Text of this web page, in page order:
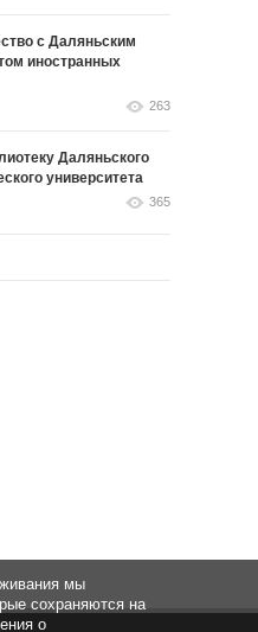
с Даляньским
иностранных
263
Даляньского
университета
365
мы
сохраняются на
о